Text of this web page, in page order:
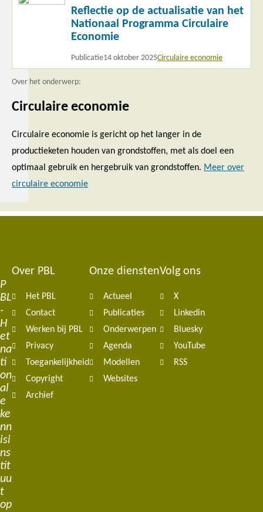
Reflectie op de actualisatie van het
Nationaal Programma Circulaire
Economie
Publicatie14 oktober 2025Circulaire economie
Over het onderwerp:
Circulaire economie
Circulaire economie is gericht op het langer in de
productieketen houden van grondstoffen, met als doel een
optimaal gebruik en hergebruik van grondstoffen. Meer over
circulaire economie
P
BL
-
H
et
na
ti
on
al
e
ke
nn
isi
ns
tit
uu
t
op
Footer
navigation
Over PBL
Het PBL
Contact
Werken bij PBL
Privacy
Toegankelijkheid
Copyright
Archief
Onze diensten
Actueel
Publicaties
Onderwerpen
Agenda
Modellen
Websites
Volg ons
X
Linkedin
Bluesky
YouTube
RSS